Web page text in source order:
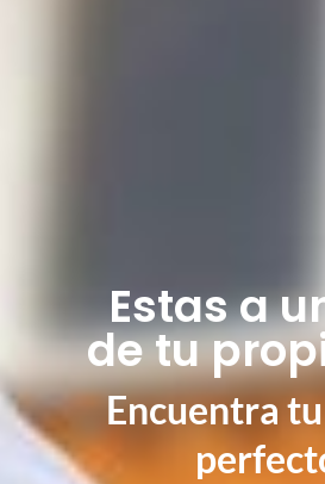
Estas a
de tu
Encuentra